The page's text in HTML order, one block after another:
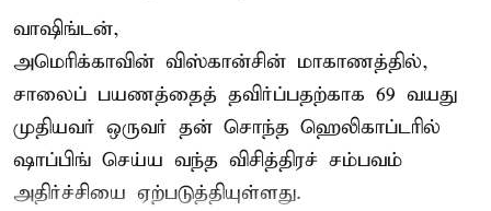
வாஷிங்டன்,
அமெரிக்காவின் விஸ்கான்சின் மாகாணத்தில்,
சாலைப் பயணத்தைத் தவிர்ப்பதற்காக 69 வயது
முதியவர் ஒருவர் தன் சொந்த ஹெலிகாப்டரில்
ஷாப்பிங் செய்ய வந்த விசித்திரச் சம்பவம்
அதிர்ச்சியை ஏற்படுத்தியுள்ளது.